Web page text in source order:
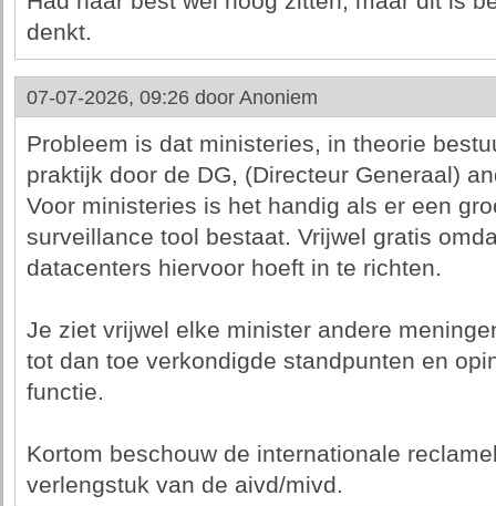
denkt.
07-07-2026, 09:26 door Anoniem
Probleem is dat ministeries, in theorie
praktijk door de DG, (Directeur Generaal)
Voor ministeries is het handig als er een
surveillance tool bestaat. Vrijwel gratis
datacenters hiervoor hoeft in te richten.
Je ziet vrijwel elke minister andere
tot dan toe verkondigde standpunten en
functie.
Kortom beschouw de internationale
verlengstuk van de aivd/mivd.